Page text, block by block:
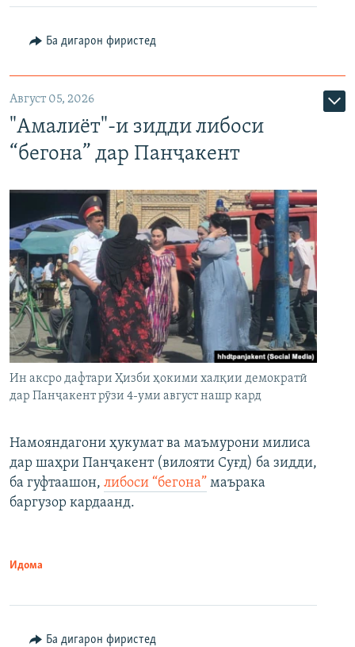
Ба дигарон фиристед
Август 05, 2026
"Амалиёт"-и зидди либоси
“бегона” дар Панҷакент
Ин аксро дафтари Ҳизби ҳокими халқии демократӣ
дар Панҷакент рӯзи 4-уми август нашр кард
Намояндагони ҳукумат ва маъмурони милиса
дар шаҳри Панҷакент (вилояти Суғд) ба зидди,
ба гуфтаашон, либоси “бегона” маърака
баргузор кардаанд.
Идома
Ба дигарон фиристед